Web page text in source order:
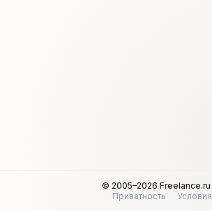
© 2005–2026 Freelance.ru
Приватность
Условия